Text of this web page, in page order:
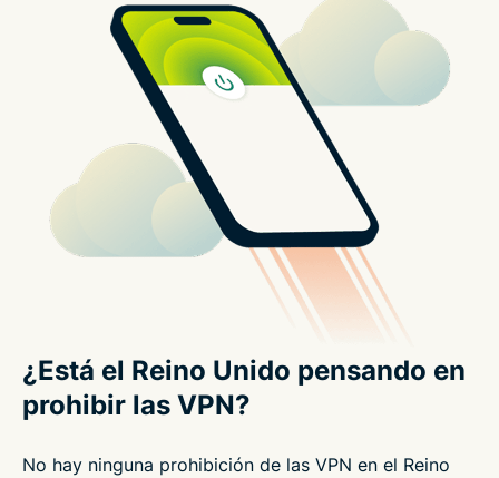
¿Está el Reino Unido pensando en
prohibir las VPN?
No hay ninguna prohibición de las VPN en el Reino